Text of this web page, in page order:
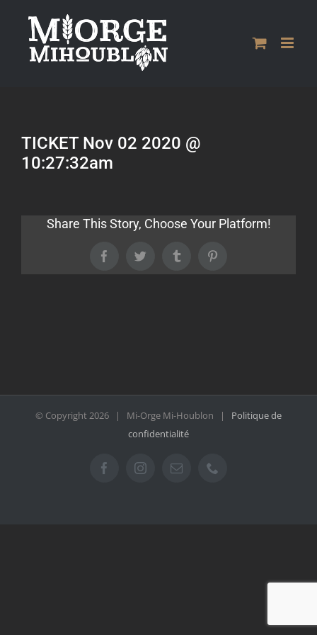
contenu
TICKET Nov 02 2020 @
10:27:32am
Share This Story, Choose Your Platform!
FacebookTwitter Tumblr
© Copyright2026 | Mi-Orge Mi-Houblon | Politique de
confidentialité
FacebookInstagramEmail